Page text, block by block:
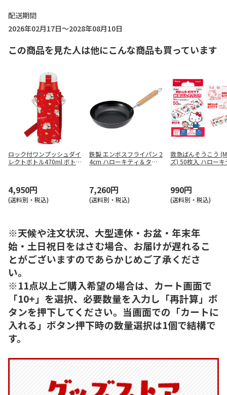
配送期間
2026年02月17日～2028年08月10日
この商品を見た人は他にこんな商品も買っています
ロック付ワンプッシュダイ
レクトボトル470ml ボト
4,950円
(送料別・税込)
鉄製 エンボスフライパン 2
4cm ハローキティ＆タイ
7,260円
(送料別・税込)
救急ばんそうこう
ズ) 50枚入 ハローキ
990円
(送料別・税込)
※天候や注文状況、大型連休・お盆・年末年
始・土日祝日をはさむ場合、お届けが遅れるこ
とがございますのであらかじめご了承くださ
い。
※11点以上ご購入希望の場合は、カート画面で
「10+」を選択、必要数量を入力し「再計算」ボ
タンを押下してください。当画面での「カートに
入れる」ボタン押下時の数量選択は1個で結構で
す。